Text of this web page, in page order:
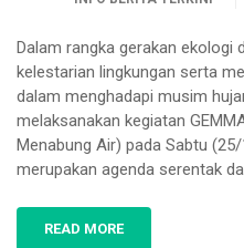
Dalam rangka gerakan ekologi
kelestarian lingkungan serta
dalam menghadapi musim
melaksanakan kegiatan
Menabung Air) pada Sabtu
merupakan agenda serentak
READ MORE